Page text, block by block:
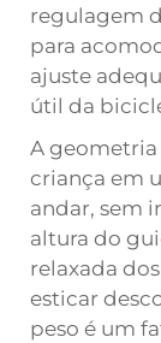
regulagem
para
ajuste
útil da
A
criança em
andar, sem
altura do
relaxada
esticar
peso é um